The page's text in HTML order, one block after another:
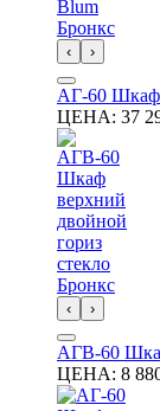
‹ ›
АГ-60 Шкаф
ЦЕНА: 37
‹ ›
АГВ-60
ЦЕНА: 8